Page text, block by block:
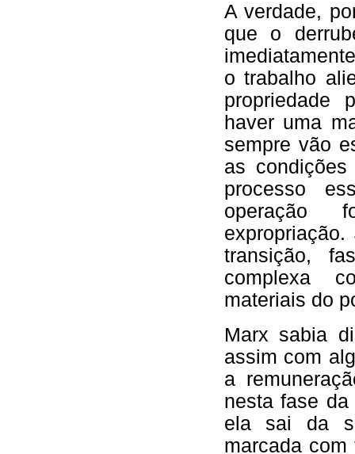
A verdade,
que o
o trabalho
propriedade
haver uma
sempre vão
as
processo
operação
transição,
complexa
materiais do
Marx sabia
assim com
a
nesta fase
ela sai da
marcada